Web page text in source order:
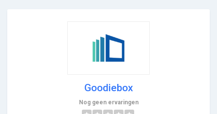
Goodiebox
Nog geen ervaringen